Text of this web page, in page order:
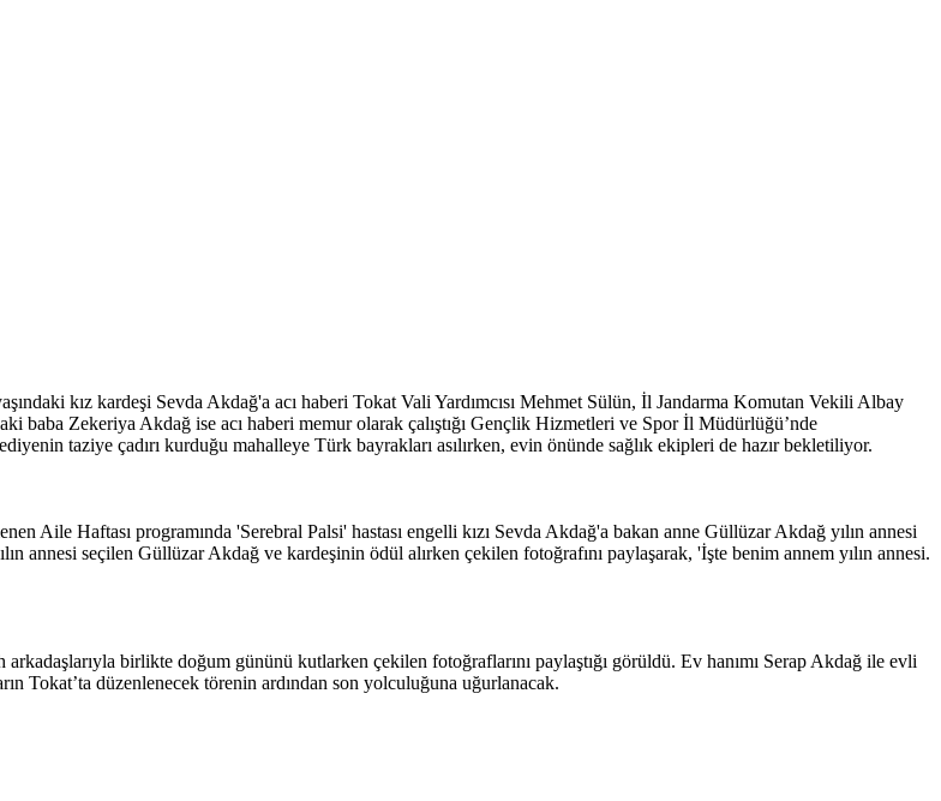
kız kardeşi Sevda Akdağ'a acı haberi Tokat Vali Yardımcısı Mehmet Sülün, İl Jandarma Komutan Vekili Albay
Zekeriya Akdağ ise acı haberi memur olarak çalıştığı Gençlik Hizmetleri ve Spor İl Müdürlüğü’nde
taziye çadırı kurduğu mahalleye Türk bayrakları asılırken, evin önünde sağlık ekipleri de hazır bekletiliyor.
Aile Haftası programında 'Serebral Palsi' hastası engelli kızı Sevda Akdağ'a bakan anne Güllüzar Akdağ yılın annesi
annesi seçilen Güllüzar Akdağ ve kardeşinin ödül alırken çekilen fotoğrafını paylaşarak, 'İşte benim annem yılın annesi.
birlikte doğum gününü kutlarken çekilen fotoğraflarını paylaştığı görüldü. Ev hanımı Serap Akdağ ile evli
Tokat’ta düzenlenecek törenin ardından son yolculuğuna uğurlanacak.